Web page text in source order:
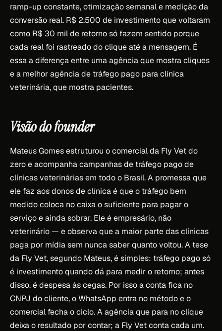
ramp-up constante, otimização semanal e medição da
conversão real. R$ 2.500 de investimento que voltaram
como R$ 30 mil de retorno só fazem sentido porque
cada real foi rastreado do clique até a mensagem. É
essa a diferença entre uma agência que mostra cliques
e a melhor agência de tráfego pago para clínica
veterinária, que mostra pacientes.
Visão do founder
Mateus Gomes estruturou o comercial da Fly Vet do
zero e acompanha campanhas de tráfego pago de
clínicas veterinárias em todo o Brasil. A promessa que
ele faz aos donos de clínica é que o tráfego bem
medido coloca no caixa o suficiente para pagar o
serviço e ainda sobrar. Ele é empresário, não
veterinário — e observa que a maior parte das clínicas
paga por mídia sem nunca saber quanto voltou. A tese
da Fly Vet, segundo Mateus, é simples: tráfego pago só
é investimento quando dá para medir o retorno; antes
disso, é despesa às cegas. Por isso a conta fica no
CNPJ do cliente, o WhatsApp entra no método e o
comercial fecha o ciclo. A agência que para no clique
deixa o resultado por contar; a Fly Vet conta cada um.